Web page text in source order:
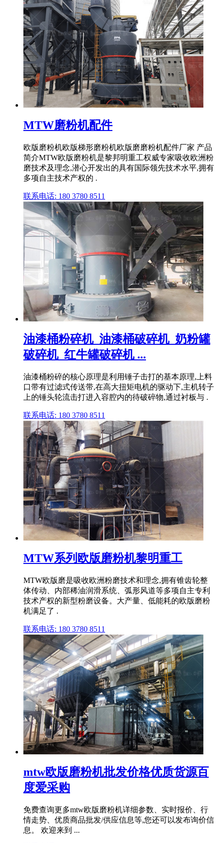
MTW磨粉机配件
欧版磨粉机欧版梯形磨粉机欧版磨磨粉机配件厂家 产品
简介MTW欧版磨粉机是黎邦明重工权威专家吸收欧洲粉
磨技术及理念,潜心开发出的具有国际领先技术水平,拥有
多项自主技术产权的 .
联系电话: 180 3780 8511
油漆桶粉碎机_油漆桶破碎机_奶粉罐
破碎机_红牛罐破碎机 ...
油漆桶粉碎的核心原理是利用锤子击打的基本原理,上料
口带有过滤式传送带,在高大扭矩电机的驱动下,主机转子
上的锤头轮流击打进入容腔内的待破碎物,通过衬板与 .
联系电话: 180 3780 8511
MTW系列欧版磨粉机黎明重工
MTW欧版磨是吸收欧洲粉磨技术和理念,拥有锥齿轮整
体传动、内部稀油润滑系统、弧形风道等多项自主专利
技术产权的新型粉磨设备。大产量、低能耗的欧版磨粉
机满足了 .
联系电话: 180 3780 8511
mtw欧版磨粉机批发价格优质货源百
度爱采购
免费查询更多mtw欧版磨粉机详细参数、实时报价、行
情走势、优质商品批发/供应信息等,您还可以发布询价信
息。 欢迎来到 ...